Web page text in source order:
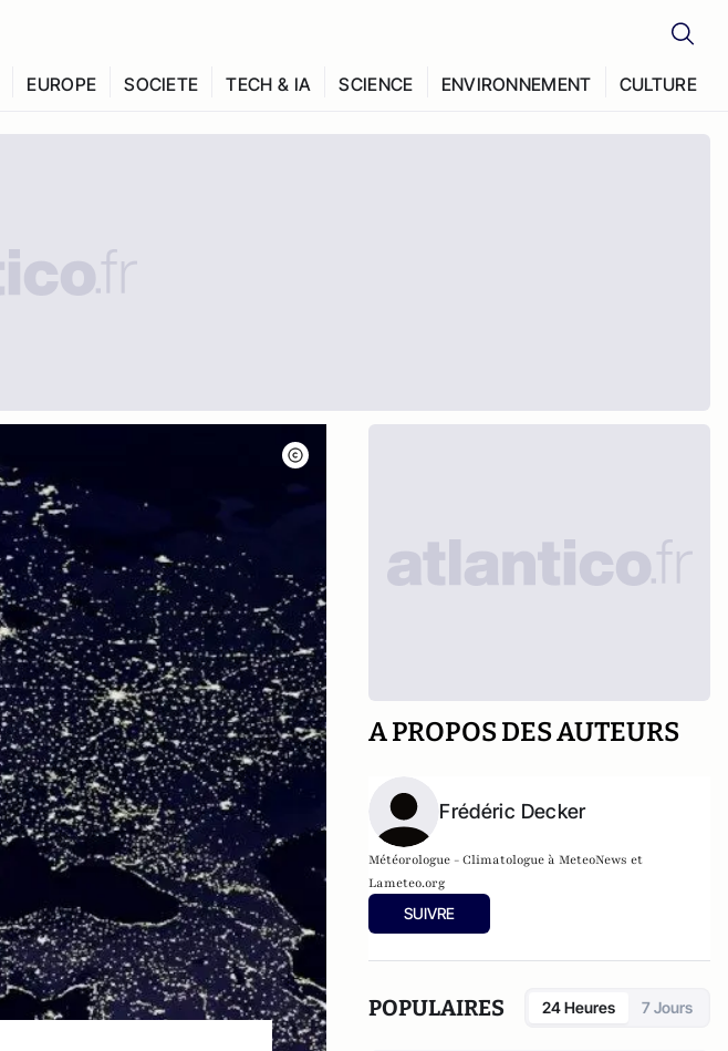
EUROPE SOCIETE TECH & IA SCIENCE ENVIRONNEMENT CULTURE
A PROPOS DES AUTEURS
Frédéric Decker
Météorologue - Climatologue à MeteoNews et
Lameteo.org
SUIVRE
POPULAIRES 24 Heures 7 Jours